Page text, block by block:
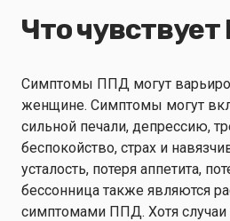
Что
Симптомы ППД могут
женщине. Симптомы могут
сильной печали, депрессию,
беспокойство, страх и
усталость, потеря аппетита,
бессонница также являются
симптомами ППД. Хотя случаи